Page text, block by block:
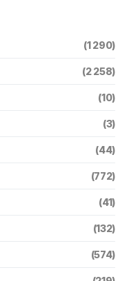
(1 290)
(2 258)
(10)
(3)
(44)
(772)
(41)
(132)
(574)